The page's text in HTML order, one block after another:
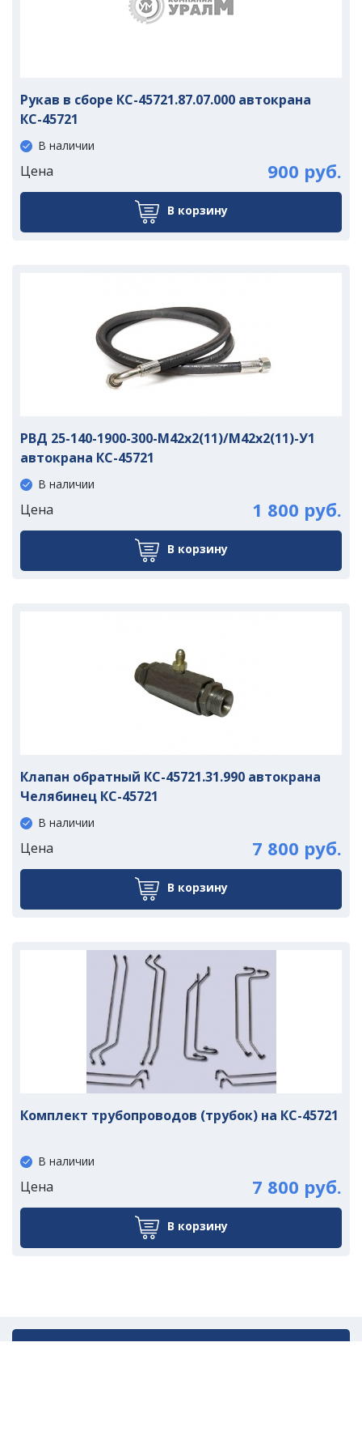
Рукав в сборе КС-45721.87.07.000 автокрана
КС-45721
В наличии
Цена 900 руб.
В корзину
РВД 25-140-1900-300-М42х2(11)/М42х2(11)-У1
автокрана КС-45721
В наличии
Цена 1 800 руб.
В корзину
Клапан обратный КС-45721.31.990 автокрана
Челябинец КС-45721
В наличии
Цена 7 800 руб.
В корзину
Комплект трубопроводов (трубок) на КС-45721
В наличии
Цена 7 800 руб.
В корзину